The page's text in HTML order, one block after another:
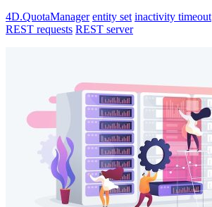
4D.QuotaManager entity set inactivity timeout
REST requests REST server